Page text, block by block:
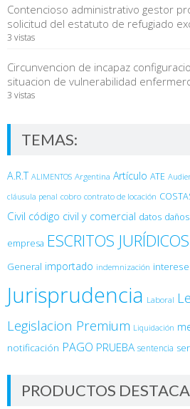
Contencioso administrativo gestor
solicitud del estatuto de refugiado
3 vistas
Circunvencion de incapaz
situacion de vulnerabilidad
3 vistas
TEMAS:
A.R.T ALIMENTOS Argentina Artículo ATE
cláusula penal cobro contrato de locación
Civil código civil y comercial datos
empresa ESCRITOS JURÍDICOS
General importado indemnización
Jurisprudencia Laboral
Legislacion Premium Liquidación
notificación PAGO PRUEBA sentencia
PRODUCTOS